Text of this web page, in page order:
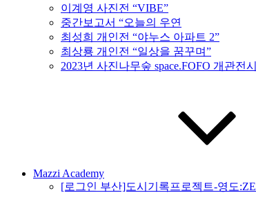
이계영 사진전 “VIBE”
중간보고서 “오늘의 우연
최성희 개인전 “야누스 아파트 2”
최상룡 개인전 “일상을 꿈꾸며”
2023년 사진나무숲 space.FOFO 개관전시
Mazzi Academy
[로그인 부산]도시기록프로젝트-영도